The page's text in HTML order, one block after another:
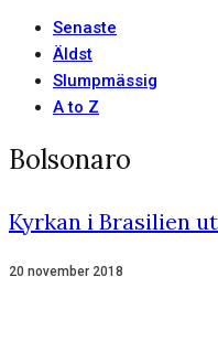
Senaste
Äldst
Slumpmässig
A to Z
Bolsonaro
Kyrkan i Brasilien
20 november 2018